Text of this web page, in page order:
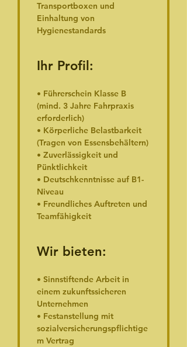
Transportboxen und
Einhaltung von
Hygienestandards
Ihr Profil:
• Führerschein Klasse B
(mind. 3 Jahre Fahrpraxis
erforderlich)
• Körperliche Belastbarkeit
(Tragen von Essensbehältern)
• Zuverlässigkeit und
Pünktlichkeit
• Deutschkenntnisse auf B1-
Niveau
• Freundliches Auftreten und
Teamfähigkeit
Wir bieten:
• Sinnstiftende Arbeit in
einem zukunftssicheren
Unternehmen
• Festanstellung mit
sozialversicherungspflichtige
m Vertrag